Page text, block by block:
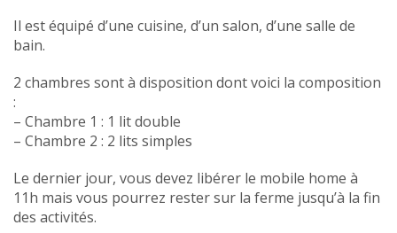
Il est équipé d’une cuisine, d’un salon, d’une salle de
bain.
2 chambres sont à disposition dont voici la composition
:
– Chambre 1 : 1 lit double
– Chambre 2 : 2 lits simples
Le dernier jour, vous devez libérer le mobile home à
11h mais vous pourrez rester sur la ferme jusqu’à la fin
des activités.